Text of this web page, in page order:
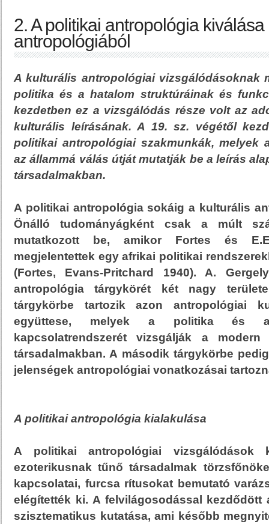
2. A politikai antropológia
antropológiából
A kulturális antropológiai vizsgálódásoknak
politika és a hatalom struktúráinak és
kezdetben ez a vizsgálódás része volt az
kulturális leírásának. A 19. sz. végétől
politikai antropológiai szakmunkák, melyek
az állammá válás útját mutatják be a leírás
társadalmakban.
A politikai antropológia sokáig a kulturális
Önálló tudományágként csak a múlt
mutatkozott be, amikor Fortes és
megjelentettek egy afrikai politikai
(Fortes, Evans-Pritchard 1940). A.
antropológia tárgykörét két nagy
tárgykörbe tartozik azon antropológiai
együttese, melyek a politika és
kapcsolatrendszerét vizsgálják a
társadalmakban. A második tárgykörbe
jelenségek antropológiai vonatkozásai
A politikai antropológia kialakulása
A politikai antropológiai vizsgálódások
ezoterikusnak tűnő társadalmak
kapcsolatai, furcsa rítusokat bemutató
elégítették ki. A felvilágosodással kezdődött
szisztematikus kutatása, ami később